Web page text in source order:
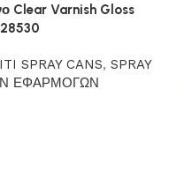
Clear Varnish Gloss
SPRAY CANS,SPRAY
ΕΦΑΡΜΟΓΩΝ